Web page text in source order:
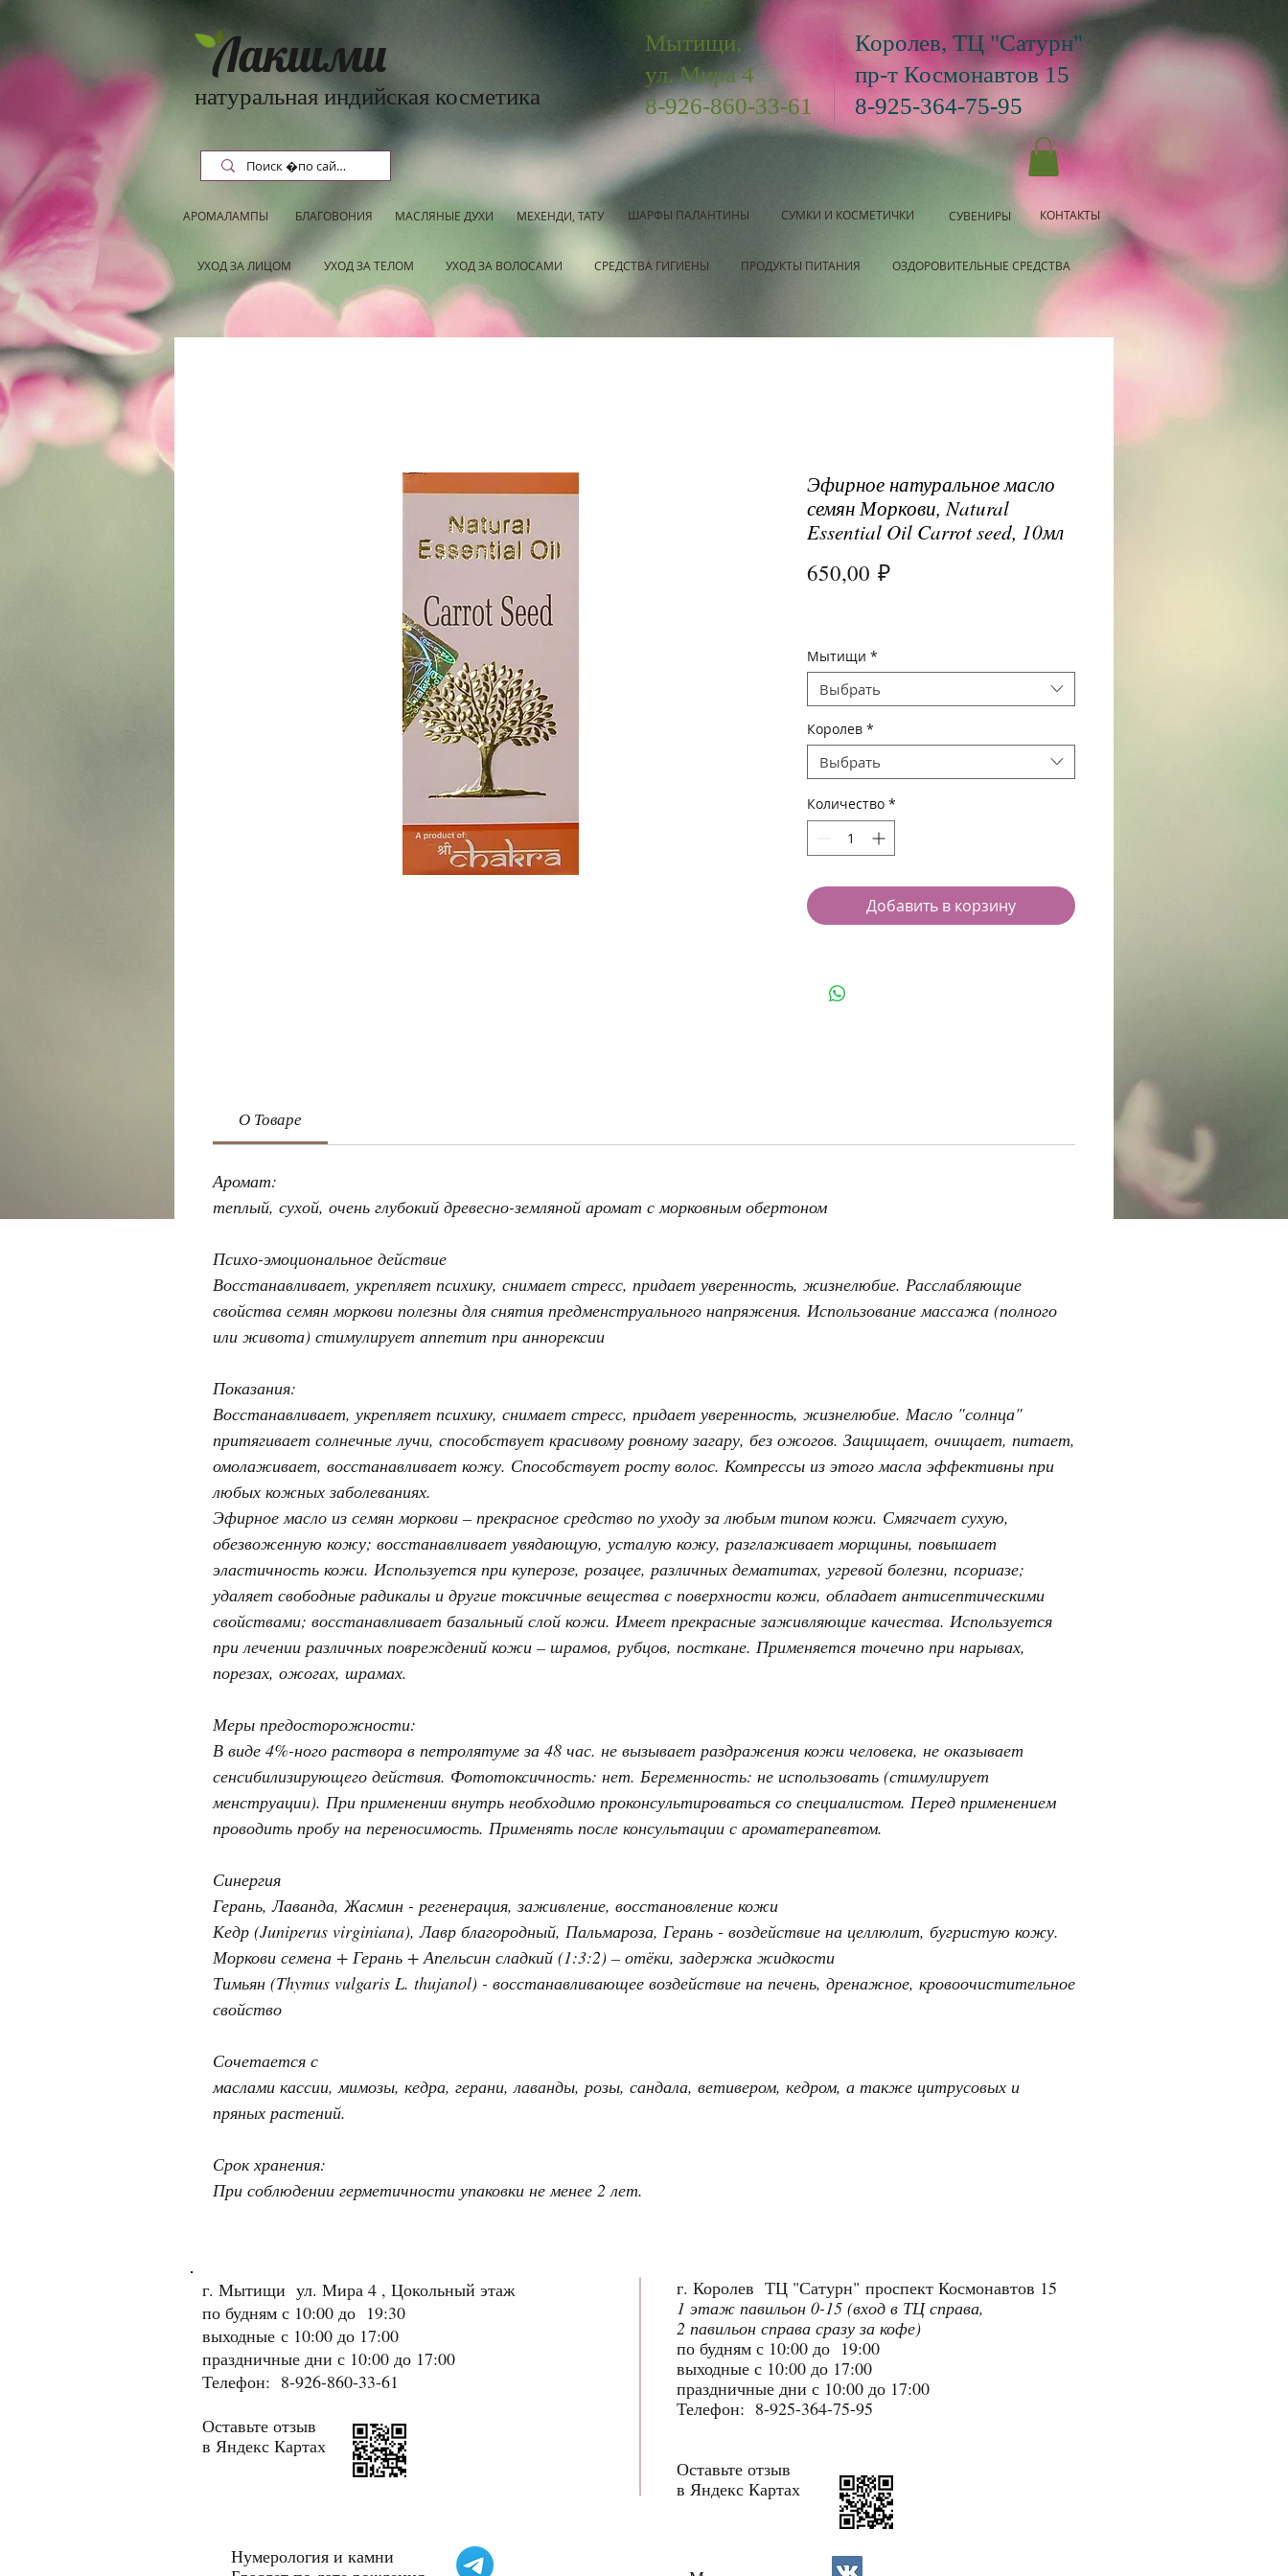
Лакшми
натуральная индийская косметика
Мытищи,
ул. Мира 4
8-926-860-33-61
Королев, ТЦ "Сатурн"
пр-т Космонавтов 15
8-925-364-75-95
АРОМАЛАМПЫ БЛАГОВОНИЯ МАСЛЯНЫЕ ДУХИ МЕХЕНДИ, ТАТУ ШАРФЫ ПАЛАНТИНЫ СУМКИ И КОСМЕТИЧКИ СУВЕНИРЫ КОНТАКТЫ
УХОД ЗА ЛИЦОМ УХОД ЗА ТЕЛОМ УХОД ЗА ВОЛОСАМИ СРЕДСТВА ГИГИЕНЫ ПРОДУКТЫ ПИТАНИЯ ОЗДОРОВИТЕЛЬНЫЕ СРЕДСТВА
Эфирное натуральное масло
семян Моркови, Natural
Essential Oil Carrot seed, 10мл
650,00 ₽Цена
Мытищи *
Выбрать
Королев *
Выбрать
Количество *
Добавить в корзину
О Товаре
Аромат:
теплый, сухой, очень глубокий древесно-земляной аромат с морковным обертоном
Психо-эмоциональное действие
Восстанавливает, укрепляет психику, снимает стресс, придает уверенность, жизнелюбие. Расслабляющие
свойства семян моркови полезны для снятия предменструального напряжения. Использование массажа (полного
или живота) стимулирует аппетит при аннорексии
Показания:
Восстанавливает, укрепляет психику, снимает стресс, придает уверенность, жизнелюбие. Масло "солнца"
притягивает солнечные лучи, способствует красивому ровному загару, без ожогов. Защищает, очищает, питает,
омолаживает, восстанавливает кожу. Способствует росту волос. Компрессы из этого масла эффективны при
любых кожных заболеваниях.
Эфирное масло из семян моркови – прекрасное средство по уходу за любым типом кожи. Смягчает сухую,
обезвоженную кожу; восстанавливает увядающую, усталую кожу, разглаживает морщины, повышает
эластичность кожи. Используется при куперозе, розацее, различных дематитах, угревой болезни, псориазе;
удаляет свободные радикалы и другие токсичные вещества с поверхности кожи, обладает антисептическими
свойствами; восстанавливает базальный слой кожи. Имеет прекрасные заживляющие качества. Используется
при лечении различных повреждений кожи – шрамов, рубцов, посткане. Применяется точечно при нарывах,
порезах, ожогах, шрамах.
Меры предосторожности:
В виде 4%-ного раствора в петролятуме за 48 час. не вызывает раздражения кожи человека, не оказывает
сенсибилизирующего действия. Фототоксичность: нет. Беременность: не использовать (стимулирует
менструации). При применении внутрь необходимо проконсультироваться со специалистом. Перед применением
проводить пробу на переносимость. Применять после консультации с ароматерапевтом.
Синергия
Герань, Лаванда, Жасмин - регенерация, заживление, восстановление кожи
Кедр (Juniperus virginiana), Лавр благородный, Пальмароза, Герань - воздействие на целлюлит, бугристую кожу.
Моркови семена + Герань + Апельсин сладкий (1:3:2) – отёки, задержка жидкости
Тимьян (Thymus vulgaris L. thujanol) - восстанавливающее воздействие на печень, дренажное, кровоочистительное
свойство
Сочетается с
маслами кассии, мимозы, кедра, герани, лаванды, розы, сандала, ветивером, кедром, а также цитрусовых и
пряных растений.
Срок хранения:
При соблюдении герметичности упаковки не менее 2 лет.
г. Мытищи ул. Мира 4 , Цокольный этаж
по будням с 10:00 до 19:30
выходные с 10:00 до 17:00
праздничные дни с 10:00 до 17:00
Телефон: 8-926-860-33-61
Оставьте отзыв
в Яндекс Картах
г. Королев ТЦ "Сатурн" проспект Космонавтов 15
1 этаж павильон 0-15 (вход в ТЦ справа,
2 павильон справа сразу за кофе)
по будням с 10:00 до 19:00
выходные с 10:00 до 17:00
праздничные дни с 10:00 до 17:00
Телефон: 8-925-364-75-95
Оставьте отзыв
в Яндекс Картах
Нумерология и камни